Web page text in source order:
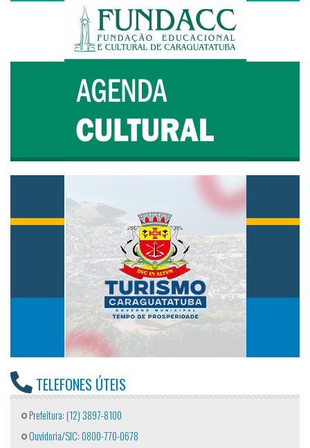
TELEFONES ÚTEIS
Prefeitura: (12) 3897-8100
Ouvidoria/SIC: 0800-770-0678